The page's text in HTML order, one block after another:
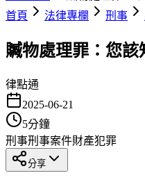
首頁
法律專欄 刑事
贓物處理罪：您
律點通
2025-06-21
5分鐘
刑事刑事案件財產犯罪
分享